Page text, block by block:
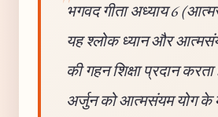
भगवद गीता अध्याय 6
यह श्लोक ध्यान और
की गहन शिक्षा प्रदान
अर्जुन को आत्मसंयम योग के